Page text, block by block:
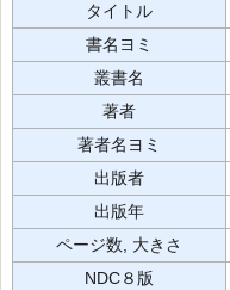
タイトル
書名ヨミ
叢書名
著者
著者名ヨミ
出版者
出版年
ページ数, 大きさ
NDC８版